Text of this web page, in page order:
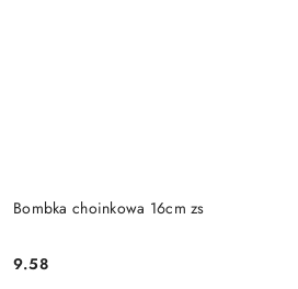
Bombka choinkowa 16cm zs
Cena:
9.58